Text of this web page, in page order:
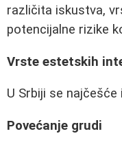
različita iskustva,
potencijalne rizike
Vrste estetskih
U Srbiji se
Povećanje grudi